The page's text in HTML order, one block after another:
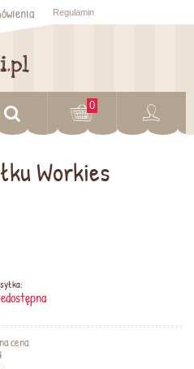
status Regulamin
0
Workies
cena